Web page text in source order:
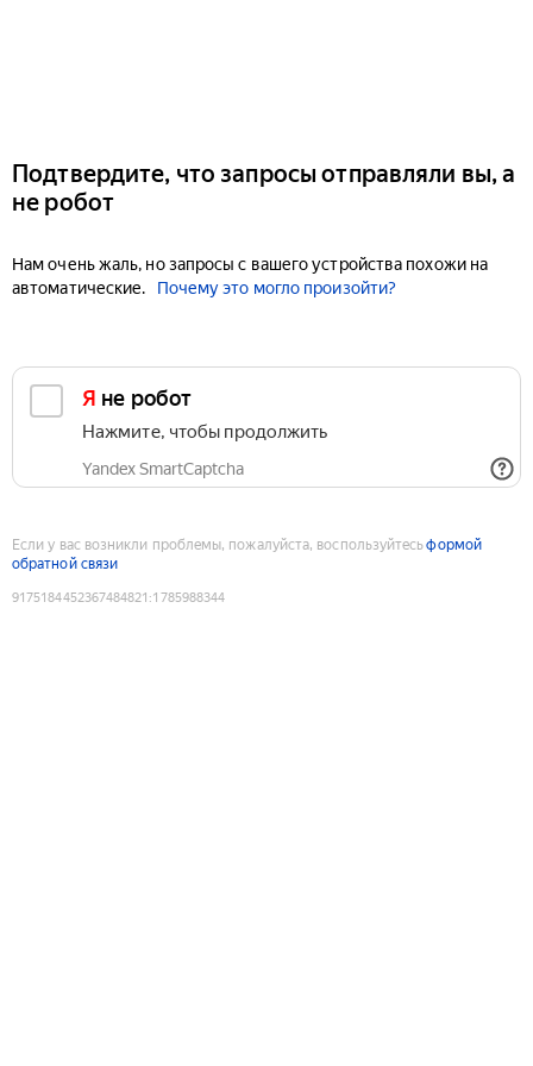
Подтвердите, что запросы отправляли вы, а
не робот
Нам очень жаль, но запросы с вашего устройства похожи на
автоматические.
Почему это могло произойти?
Я не робот
Нажмите, чтобы продолжить
Yandex SmartCaptcha
Если у вас возникли проблемы, пожалуйста, воспользуйтесьформой
обратной связи
9175184452367484821 :1785988344